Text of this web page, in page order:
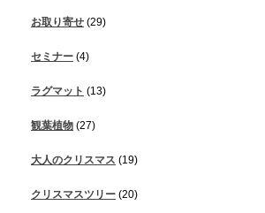
お取り寄せ (29)
セミナー (4)
ラグマット (13)
観葉植物 (27)
大人のクリスマス (19)
クリスマスツリー (20)